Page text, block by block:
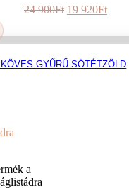
24 900Ft Original
was:
24
900Ft.
19 920Ft
is:
19
920Ft.
GYŰRŰ SÖTÉTZÖLD